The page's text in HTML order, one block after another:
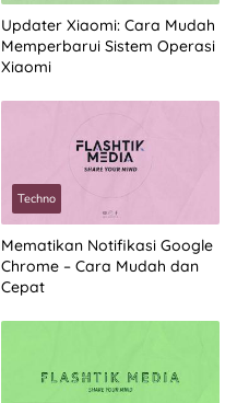
Updater Xiaomi: Cara Mudah
Memperbarui Sistem Operasi
Xiaomi
Techno
Mematikan Notifikasi Google
Chrome – Cara Mudah dan
Cepat